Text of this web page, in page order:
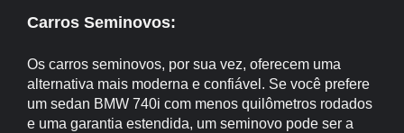
Carros Seminovos:
Os carros seminovos, por sua vez, oferecem uma
alternativa mais moderna e confiável. Se você prefere
um sedan BMW 740i com menos quilômetros rodados
e uma garantia estendida, um seminovo pode ser a